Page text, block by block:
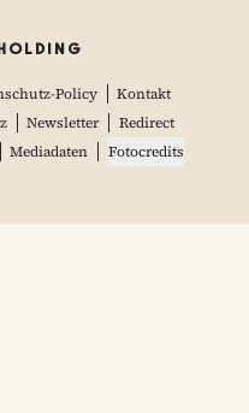
Policy
Kontakt
Newsletter
Redirect
Mediadaten Fotocredits